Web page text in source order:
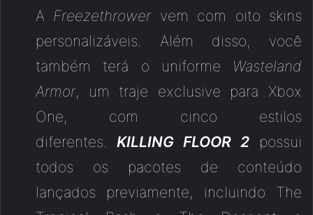
A Freezethrower vem com oito skins
personalizáveis. Além disso, você
também terá o uniforme Wasteland
Armor, um traje exclusive para Xbox
One, com cinco estilos
diferentes. KILLING FLOOR 2 possui
todos os pacotes de conteúdo
lançados previamente, incluindo The